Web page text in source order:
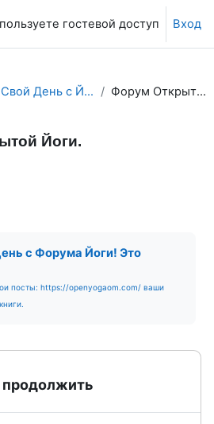
гостевой доступ Вход
Начинайте Свой День с Йога Форума! Форум Открытой Йоги.
Йоги.
с Форума Йоги! Это
посты: https://openyogaom.com/ ваши